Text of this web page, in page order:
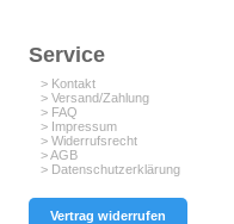
Service
> Kontakt
> Versand/Zahlung
> FAQ
> Impressum
> Widerrufsrecht
> AGB
> Datenschutzerklärung
Vertrag widerrufen